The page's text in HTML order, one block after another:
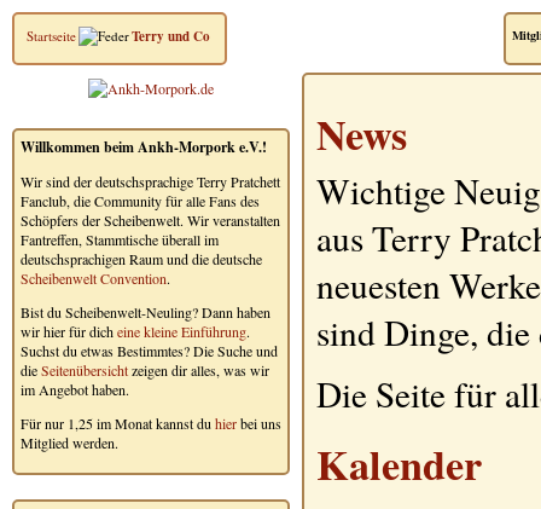
Startseite Terry und Co
Willkommen beim Ankh-Morpork e.V.!
Wir sind der deutschsprachige Terry Pratchett
Fanclub, die Community für alle Fans des
Schöpfers der Scheibenwelt. Wir veranstalten
Fantreffen, Stammtische überall im
deutschsprachigen Raum und die deutsche
Scheibenwelt Convention.
Bist du Scheibenwelt-Neuling? Dann haben
wir hier für dicheine kleine Einführung.
Suchst du etwas Bestimmtes? Die Suche und
dieSeitenübersichtzeigen dir alles, was wir
im Angebot haben.
Für nur 1,25 im Monat kannst du hierbei uns
Mitglied werden.
News
Wichtige
aus Terry
neuesten
sind Dinge, die
Die Seite für
Kalender